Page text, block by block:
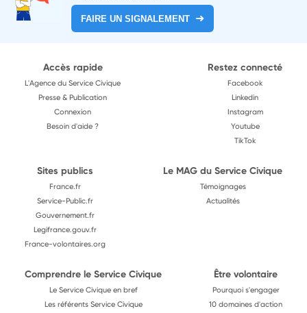
FAIRE UN SIGNALEMENT
Accès rapide
L'Agence du Service Civique
Presse & Publication
Connexion
Besoin d'aide ?
Restez connecté
Facebook
Linkedin
Instagram
Youtube
TikTok
Sites publics
France.fr
Service-Public.fr
Gouvernement.fr
Legifrance.gouv.fr
France-volontaires.org
Le MAG du Service Civique
Témoignages
Actualités
Comprendre le Service Civique
Le Service Civique en bref
Les référents Service Civique
Être volontaire
Pourquoi s'engager
10 domaines d'action